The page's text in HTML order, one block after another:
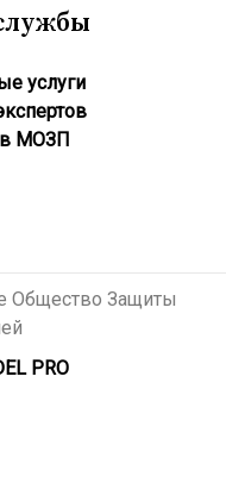
услуги
МОЗП
Общество Защиты
PRO